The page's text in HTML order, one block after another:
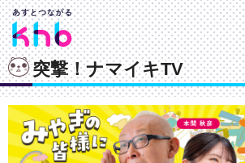
突撃！ナマイキTV